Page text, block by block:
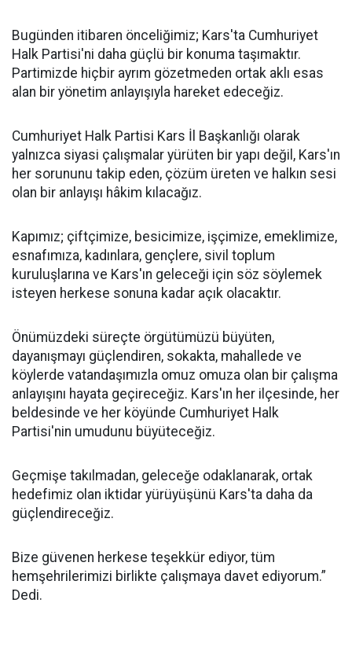
Bugünden itibaren önceliğimiz; Kars'ta Cumhuriyet
Halk Partisi'ni daha güçlü bir konuma taşımaktır.
Partimizde hiçbir ayrım gözetmeden ortak aklı esas
alan bir yönetim anlayışıyla hareket edeceğiz.
Cumhuriyet Halk Partisi Kars İl Başkanlığı olarak
yalnızca siyasi çalışmalar yürüten bir yapı değil, Kars'ın
her sorununu takip eden, çözüm üreten ve halkın sesi
olan bir anlayışı hâkim kılacağız.
Kapımız; çiftçimize, besicimize, işçimize, emeklimize,
esnafımıza, kadınlara, gençlere, sivil toplum
kuruluşlarına ve Kars'ın geleceği için söz söylemek
isteyen herkese sonuna kadar açık olacaktır.
Önümüzdeki süreçte örgütümüzü büyüten,
dayanışmayı güçlendiren, sokakta, mahallede ve
köylerde vatandaşımızla omuz omuza olan bir çalışma
anlayışını hayata geçireceğiz. Kars'ın her ilçesinde, her
beldesinde ve her köyünde Cumhuriyet Halk
Partisi'nin umudunu büyüteceğiz.
Geçmişe takılmadan, geleceğe odaklanarak, ortak
hedefimiz olan iktidar yürüyüşünü Kars'ta daha da
güçlendireceğiz.
Bize güvenen herkese teşekkür ediyor, tüm
hemşehrilerimizi birlikte çalışmaya davet ediyorum.”
Dedi.